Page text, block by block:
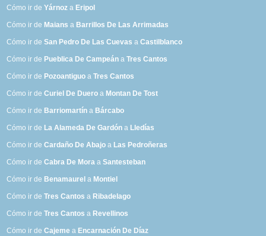
Cómo ir deYárnoz a Eripol
Cómo ir de Maians a Barrillos De Las Arrimadas
Cómo ir deSan Pedro De Las Cuevas aCastilblanco
Cómo ir de Pueblica De Campeán aTres Cantos
Cómo ir de Pozoantiguo aTres Cantos
Cómo ir deCuriel De Duero a Montan De Tost
Cómo ir de Barriomartín a Bárcabo
Cómo ir de La Alameda De Gardón a Lledías
Cómo ir deCardaño De Abajo a Las Pedroñeras
Cómo ir deCabra De Mora aSantesteban
Cómo ir de Benamaurel a Montiel
Cómo ir deTres Cantos a Ribadelago
Cómo ir deTres Cantos a Revellinos
Cómo ir deCajeme a Encarnación De Díaz